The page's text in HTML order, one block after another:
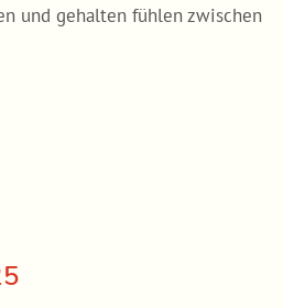
und gehalten fühlen zwischen